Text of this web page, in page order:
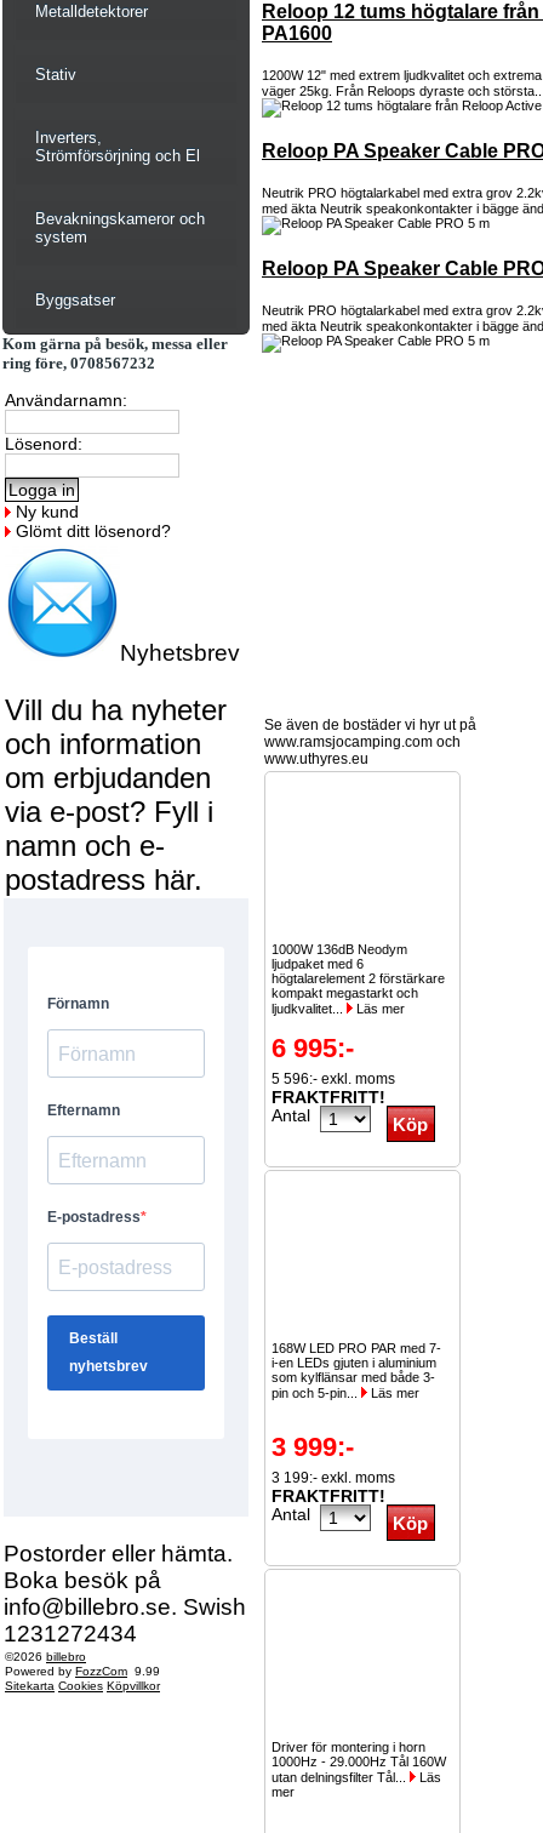
Metalldetektorer
Stativ
Inverters,
Strömförsörjning och El
Bevakningskameror och
system
Byggsatser
Kom gärna på besök, messa eller
ring före, 0708567232
Användarnamn:
Lösenord:
Ny kund
Glömt ditt lösenord?
Nyhetsbrev
Vill du ha nyheter
och information
om erbjudanden
via e-post? Fyll i
namn och e-
postadress här.
Postorder eller hämta.
Boka besök på
info@billebro.se. Swish
1231272434
©2026 billebro
Powered by FozzCom 9.99
Sitekarta Cookies Köpvillkor
Reloop 12 tums högtalare
PA1600
1200W 12" med extrem ljudkvalitet och
väger 25kg. Från Reloops dyraste och
Reloop PA Speaker Cable
Neutrik PRO högtalarkabel med extra grov
med äkta Neutrik speakonkontakter i bägge
Reloop PA Speaker Cable
Neutrik PRO högtalarkabel med extra grov
med äkta Neutrik speakonkontakter i bägge
Se även de bostäder vi hyr ut på
www.ramsjocamping.com och
www.uthyres.eu
1000W 136dB Neodym
ljudpaket med 6
högtalarelement 2 förstärkare
kompakt megastarkt och
ljudkvalitet...
Läs mer
6 995:-
5 596:- exkl. moms
FRAKTFRITT!
Antal
168W LED PRO PAR med 7-
i-en LEDs gjuten i aluminium
som kylflänsar med både 3-
pin och 5-pin...
Läs mer
3 999:-
3 199:- exkl. moms
FRAKTFRITT!
Antal
Driver för montering i horn
1000Hz - 29.000Hz Tål 160W
utan delningsfilter Tål...
Läs
mer